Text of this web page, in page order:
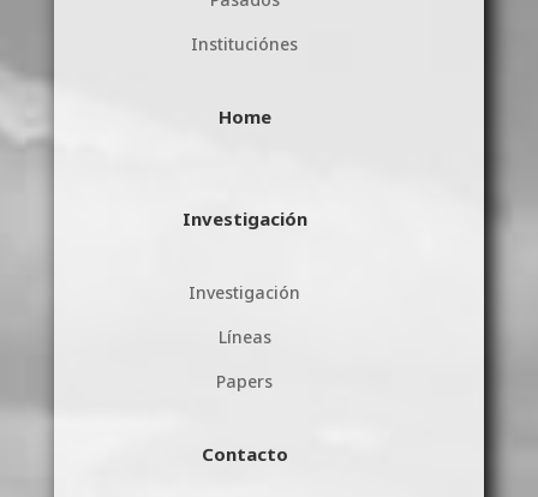
Instituciónes
Home
Investigación
Investigación
Líneas
Papers
Contacto